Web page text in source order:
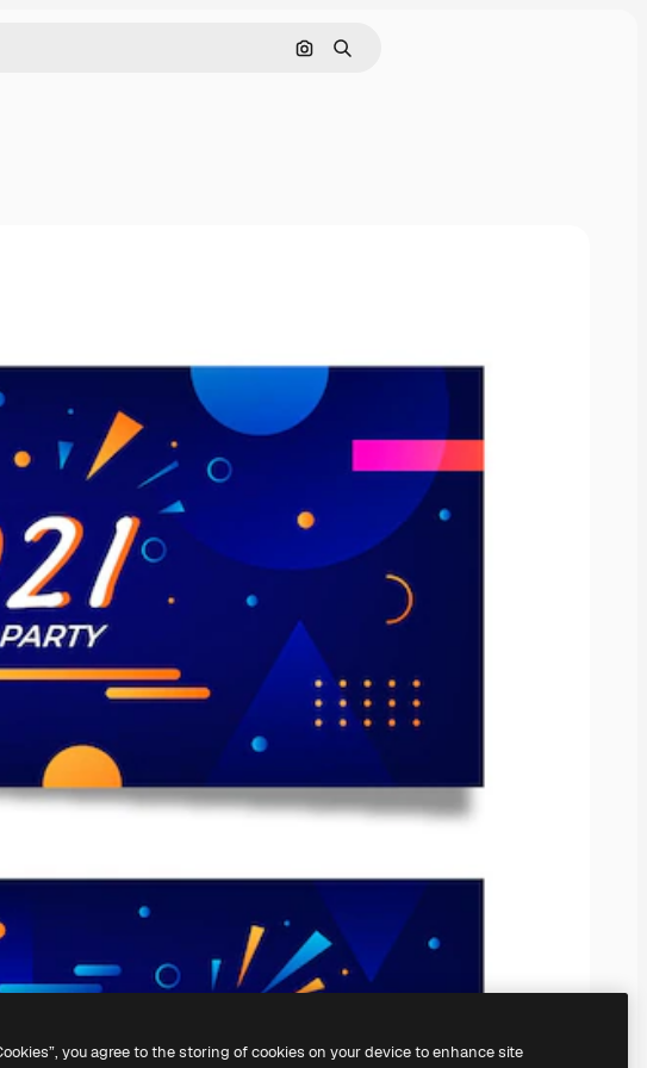
Cerca per immagine
Ricerca
you agree to the storing of cookies on your device to enhance site